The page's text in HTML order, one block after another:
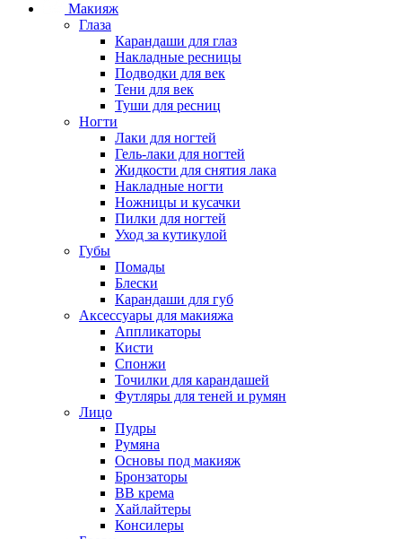
Макияж
Глаза
Карандаши для глаз
Накладные ресницы
Подводки для век
Тени для век
Туши для ресниц
Ногти
Лаки для ногтей
Гель-лаки для ногтей
Жидкости для снятия лака
Накладные ногти
Ножницы и кусачки
Пилки для ногтей
Уход за кутикулой
Губы
Помады
Блески
Карандаши для губ
Аксессуары для макияжа
Аппликаторы
Кисти
Спонжи
Точилки для карандашей
Футляры для теней и румян
Лицо
Пудры
Румяна
Основы под макияж
Бронзаторы
BB крема
Хайлайтеры
Консилеры